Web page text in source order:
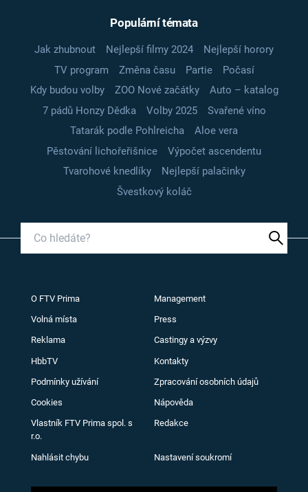
Populární témata
Jak zhubnout Nejlepší filmy 2024
Nejlepší horory
TV program
Změna času Partie
Počasí
Kdy budou volby
ZOO Nové začátky
Auto – katalog
7 pádů Honzy Dědka
Volby 2025
Svařené víno
Tatarák podle Pohlreicha
Aloe vera
Pěstování lichořeřišnice
Výpočet ascendentu
Tvarohové knedlíky
Nejlepší palačinky
Švestkový koláč
O FTV Prima Management
Volná místa Press
Reklama Castingy a výzvy
HbbTV Kontakty
Podmínky užívání Zpracování osobních údajů
Cookies Nápověda
Vlastník FTV Prima spol. s
r.o.
Redakce
Nahlásit chybu Nastavení soukromí